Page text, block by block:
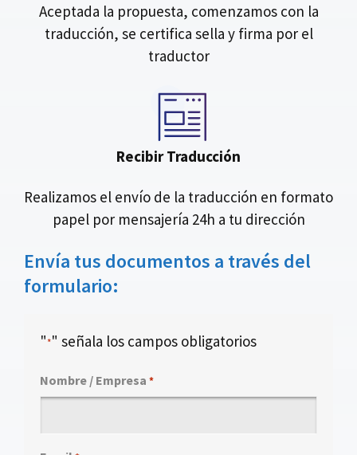
Aceptada la propuesta, comenzamos con la
traducción, se certifica sella y firma por el
traductor
Recibir Traducción
Realizamos el envío de la traducción en formato
papel por mensajería 24h a tu dirección
Envía tus documentos a través del
formulario:
"*" señala los campos obligatorios
Nombre / Empresa *